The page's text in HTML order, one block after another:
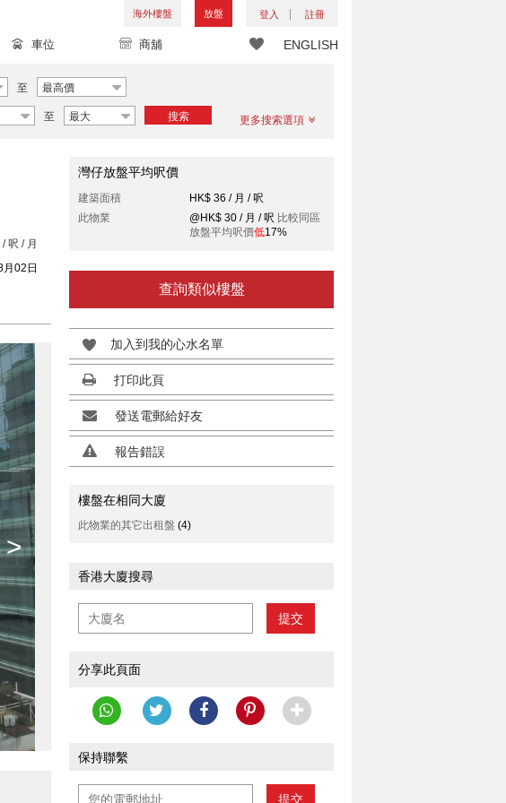
海外樓盤 放盤 登入 註冊
ENGLISH
車位 商舖
至 最高價
至 最大 搜索 更多搜索選項
/ 呎 / 月
02日
>
灣仔放盤平均呎價
建築面積
HK$ 36 / 月 / 呎
此物業
@HK$ 30 / 月 / 呎 比較同區
放盤平均呎價低17%
查詢類似樓盤
加入到我的心水名單
打印此頁
發送電郵給好友
報告錯誤
樓盤在相同大廈
此物業的其它出租盤 (4)
香港大廈搜尋
提交
分享此頁面
保持聯繫
提交